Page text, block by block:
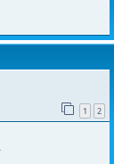
r
1 2